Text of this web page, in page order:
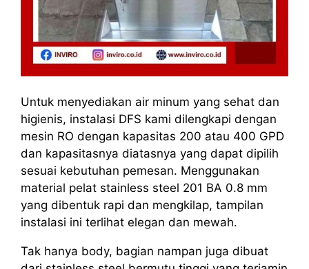
Untuk menyediakan air minum yang sehat dan
higienis, instalasi DFS kami dilengkapi dengan
mesin RO dengan kapasitas 200 atau 400 GPD
dan kapasitasnya diatasnya yang dapat dipilih
sesuai kebutuhan pemesan. Menggunakan
material pelat stainless steel 201 BA 0.8 mm
yang dibentuk rapi dan mengkilap, tampilan
instalasi ini terlihat elegan dan mewah.
Tak hanya body, bagian nampan juga dibuat